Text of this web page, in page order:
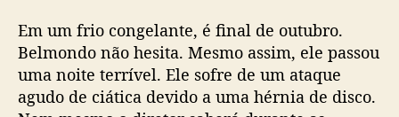
Em um frio congelante, é final de outubro.
Belmondo não hesita. Mesmo assim, ele passou
uma noite terrível. Ele sofre de um ataque
agudo de ciática devido a uma hérnia de disco.